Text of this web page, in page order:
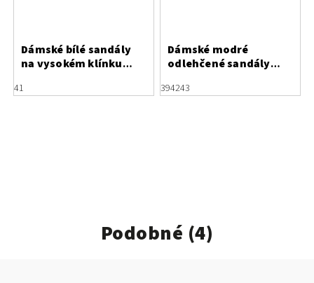
Dámské bílé sandály
na vysokém klínku
41
Dámské modré
odlehčené sandály
394243
Podobné (4)